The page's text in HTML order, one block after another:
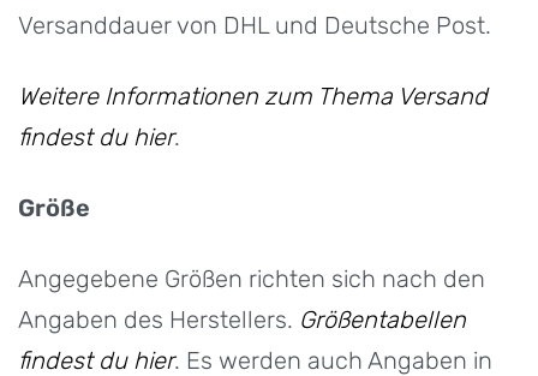
Versanddauer von DHL und Deutsche Post.
Weitere Informationen zum Thema Versand
findest du hier.
Größe
Angegebene Größen richten sich nach den
Angaben des Herstellers. Größentabellen
findest du hier. Es werden auch Angaben in